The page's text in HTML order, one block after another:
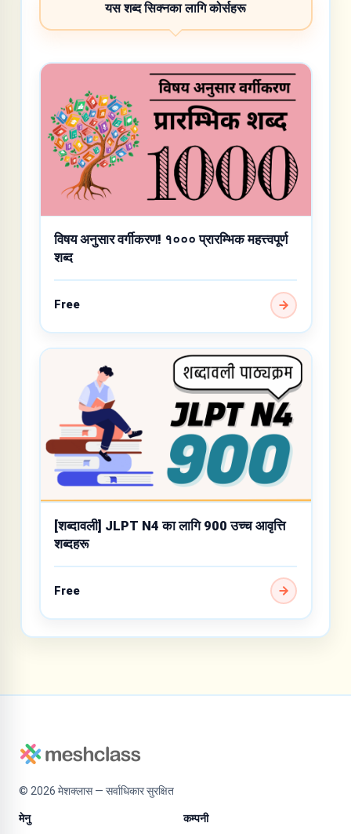
यस शब्द सिक्नका लागि कोर्सहरू
विषय अनुसार वर्गीकरण! १००० प्रारम्भिक महत्त्वपूर्ण
शब्द
Free
[शब्दावली] JLPT N4 का लागि 900 उच्च आवृत्ति
शब्दहरू
Free
© 2026 मेशक्लास — सर्वाधिकार सुरक्षित
मेनु कम्पनी